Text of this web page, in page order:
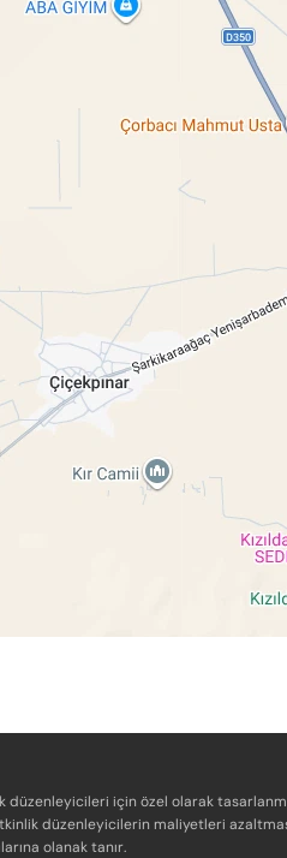
düzenleyicileri için özel olarak
düzenleyicilerin maliyetleri
olanak tanır.